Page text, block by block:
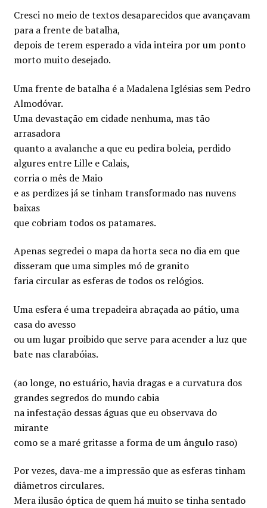
Cresci no meio de textos desaparecidos que avançavam
para a frente de batalha,
depois de terem esperado a vida inteira por um ponto
morto muito desejado.
Uma frente de batalha é a Madalena Iglésias sem Pedro
Almodóvar.
Uma devastação em cidade nenhuma, mas tão
arrasadora
quanto a avalanche a que eu pedira boleia, perdido
algures entre Lille e Calais,
corria o mês de Maio
e as perdizes já se tinham transformado nas nuvens
baixas
que cobriam todos os patamares.
Apenas segredei o mapa da horta seca no dia em que
disseram que uma simples mó de granito
faria circular as esferas de todos os relógios.
Uma esfera é uma trepadeira abraçada ao pátio, uma
casa do avesso
ou um lugar proibido que serve para acender a luz que
bate nas clarabóias.
(ao longe, no estuário, havia dragas e a curvatura dos
grandes segredos do mundo cabia
na infestação dessas águas que eu observava do
mirante
como se a maré gritasse a forma de um ângulo raso)
Por vezes, dava-me a impressão que as esferas tinham
diâmetros circulares.
Mera ilusão óptica de quem há muito se tinha sentado